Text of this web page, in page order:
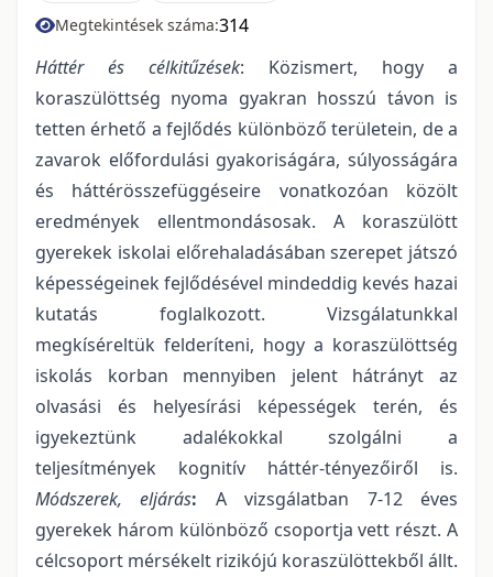
Megtekintések száma:314
Háttér és célkitűzések: Közismert, hogy a
koraszülöttség nyoma gyakran hosszú távon is
tetten érhető a fejlődés különböző területein, de a
zavarok előfordulási gyakoriságára, súlyosságára
és háttérösszefüggéseire vonatkozóan közölt
eredmények ellentmondásosak. A koraszülött
gyerekek iskolai előrehaladásában szerepet játszó
képességeinek fejlődésével mindeddig kevés hazai
kutatás foglalkozott. Vizsgálatunkkal
megkíséreltük felderíteni, hogy a koraszülöttség
iskolás korban mennyiben jelent hátrányt az
olvasási és helyesírási képességek terén, és
igyekeztünk adalékokkal szolgálni a
teljesítmények kognitív háttér-tényezőiről is.
Módszerek, eljárás: A vizsgálatban 7-12 éves
gyerekek három különböző csoportja vett részt. A
célcsoport mérsékelt rizikójú koraszülöttekből állt.